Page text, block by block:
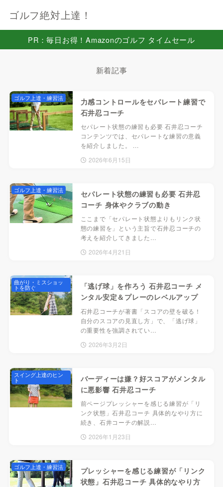
ゴルフ絶対上達！
PR：毎日お得！Amazonのゴルフ タイムセール
新着記事
力感コントロールをセパレート練習で
石井忍コーチ
セパレート状態の練習も必要 石井忍コーチ
コンテンツでは、セパレートな練習の意義
を紹介しました。 ...
2026年6月15日
ゴルフ上達・練習法
セパレート状態の練習も必要 石井忍
コーチ 身体やクラブの動き
ここまで「セパレート状態よりもリンク状
態の練習を」という主旨で石井忍コーチの
考えを紹介してきました…
2026年4月21日
ゴルフ上達・練習法
「逃げ球」を作ろう 石井忍コーチ メ
ンタル安定＆プレーのレベルアップ
石井忍コーチが著書「スコアの壁を破る！
自分のスコアの見直し方」で、「逃げ球」
の重要性を強調されてい…
2026年3月2日
曲がり・ミスショッ
トを防ぐ
バーディーは嫌？好スコアがメンタル
に悪影響 石井忍コーチ
前ページプレッシャーを感じる練習が「リ
ンク状態」石井忍コーチ 具体的なやり方に
続き、石井コーチの解説…
2026年1月23日
スイング上達のヒン
ト
プレッシャーを感じる練習が「リンク
状態」石井忍コーチ 具体的なやり方
ゴルフ上達・練習法